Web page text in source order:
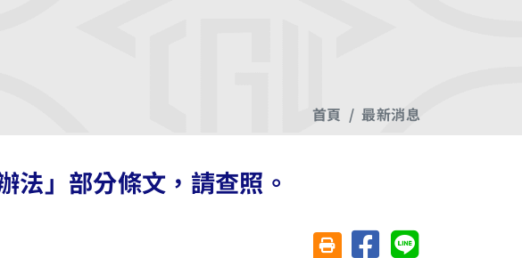
首頁 最新消息
法」部分條文，請查照。
友善列印(另開視窗)
分享至臉書分享至 Line